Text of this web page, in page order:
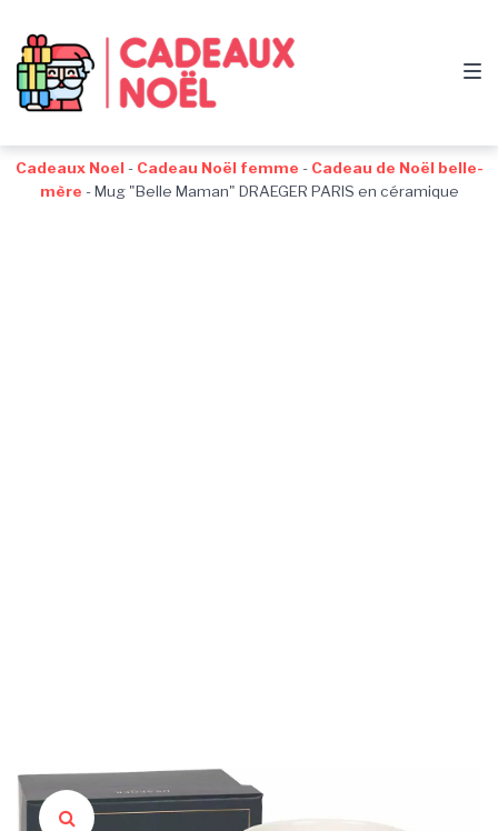
navigation
au
contenu
au
pied
de
Cadeaux Noel - Cadeau Noël femme - Cadeau de Noël belle-
mère -Mug "Belle Maman" DRAEGER PARIS en céramique